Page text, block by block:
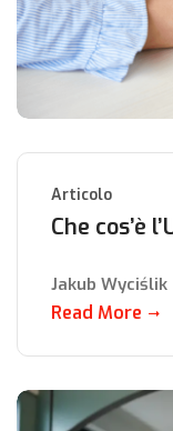
Articolo
Che cos’è
Jakub Wyciślik
Read More